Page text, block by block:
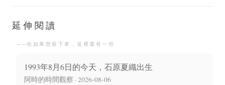
生
延伸閱讀
──你如果想留下來，這裡還有一些
1993年8月6日的今天，石原夏織出生
阿時的時間觀察 · 2026-08-06